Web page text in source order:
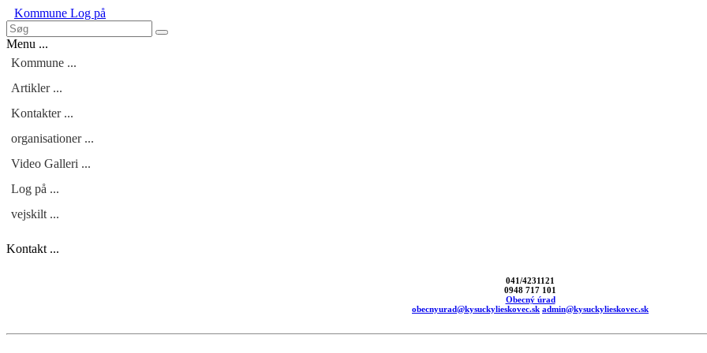
Kommune Log på
Menu ...
Kommune ...
Artikler ...
Kontakter ...
organisationer ...
Video Galleri ...
Log på ...
vejskilt ...
Kontakt ...
041/4231121
0948 717 101
Obecný úrad
obecnyurad@kysuckylieskovec.sk admin@kysuckylieskovec.sk